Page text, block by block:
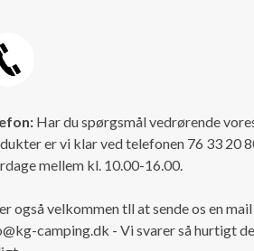
Har du spørgsmål vedrørende
er vi klar ved telefonen 76 33 20
mellem kl. 10.00-16.00.
også velkommen tll at sende os en
camping.dk - Vi svarer så hurtigt